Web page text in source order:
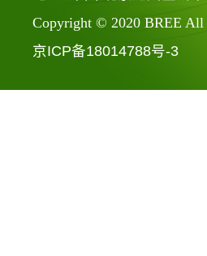
Copyright © 2020 BREE All
京ICP备18014788号-3